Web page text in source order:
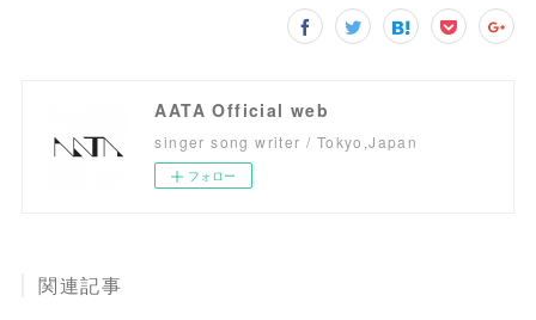
AATA Official web
singer song writer / Tokyo,Japan
フォロー
関連記事